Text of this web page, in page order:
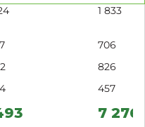
1 833
706
826
457
7 276